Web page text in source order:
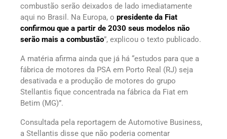
combustão serão deixados de lado imediatamente
aqui no Brasil. Na Europa, o presidente da Fiat
confirmou que a partir de 2030 seus modelos não
serão mais a combustão”, explicou o texto publicado.
A matéria afirma ainda que já há “estudos para que a
fábrica de motores da PSA em Porto Real (RJ) seja
desativada e a produção de motores do grupo
Stellantis fique concentrada na fábrica da Fiat em
Betim (MG)”.
Consultada pela reportagem de Automotive Business,
a Stellantis disse que não poderia comentar